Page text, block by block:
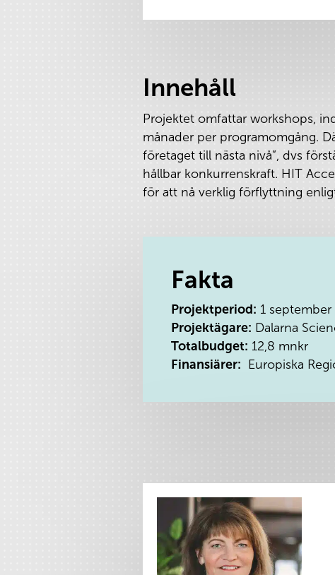
Innehåll
Projektet omfattar workshops,
månader per programomgång.
företaget till nästa nivå”, dvs
hållbar konkurrenskraft. HIT
för att nå verklig förflyttning
Fakta
Projektperiod: 1
Projektägare: Dalarna
Totalbudget: 12,8 mnkr
Finansiärer: Europiska